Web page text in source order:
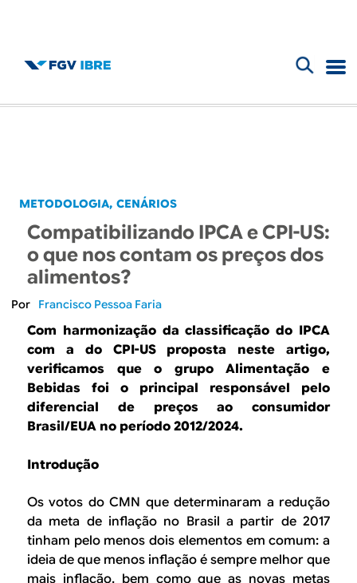
B
g
B
R
o
l
á
r
i
o
d
e
b
c
a
METODOLOGIA CENÁRIOS
Compatibilizando IPCA e CPI-US:
o que nos contam os preços dos
alimentos?
Francisco Pessoa Faria
Com harmonização da classificação do IPCA
com a do CPI-US proposta neste artigo,
verificamos que o grupo Alimentação e
Bebidas foi o principal responsável pelo
diferencial de preços ao consumidor
Brasil/EUA no período 2012/2024.
Introdução
Os votos do CMN que determinaram a redução
da meta de inflação no Brasil a partir de 2017
tinham pelo menos dois elementos em comum: a
ideia de que menos inflação é sempre melhor que
mais inflação, bem como que as novas metas